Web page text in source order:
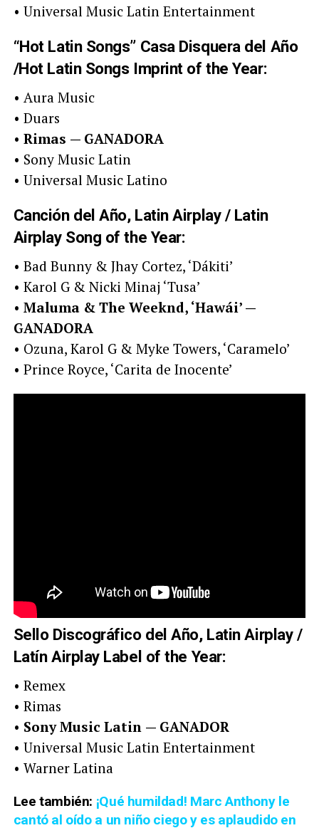
• Universal Music Latin Entertainment
“Hot Latin Songs” Casa Disquera del Año
/Hot Latin Songs Imprint of the Year:
• Aura Music
• Duars
• Rimas — GANADORA
• Sony Music Latin
• Universal Music Latino
Canción del Año, Latin Airplay / Latin
Airplay Song of the Year:
• Bad Bunny & Jhay Cortez, ‘Dákiti’
• Karol G & Nicki Minaj ‘Tusa’
• Maluma & The Weeknd, ‘Hawái’ —
GANADORA
• Ozuna, Karol G & Myke Towers, ‘Caramelo’
• Prince Royce, ‘Carita de Inocente’
Sello Discográfico del Año, Latin Airplay /
Latín Airplay Label of the Year:
• Remex
• Rimas
• Sony Music Latin — GANADOR
• Universal Music Latin Entertainment
• Warner Latina
Lee también: ¡Qué humildad! Marc Anthony le
cantó al oído a un niño ciego y es aplaudido en